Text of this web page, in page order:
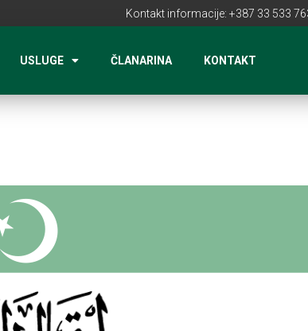
Kontakt informacije: +387 33 533
USLUGE ČLANARINA KONTAKT